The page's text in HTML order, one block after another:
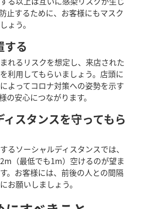
止するために、お客様にもマスク
ょう。
する
れるリスクを想定し、来店された
利用してもらいましょう。 店頭に
よってコロナ対策への姿勢を示す
の安心につながります。
スタンスを守ってもら
るソーシャルディスタンスでは、
（最低でも1m）空けるのが望ま
。お客様には、前後の人との間隔
お願いしましょう。